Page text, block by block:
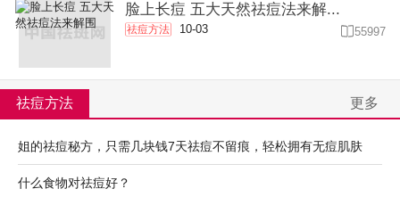
脸上长痘 五大天然祛痘法来解...
祛痘方法 10-03 55997
祛痘方法 更多
姐的祛痘秘方，只需几块钱7天祛痘不留痕，轻松拥有无痘肌肤
什么食物对祛痘好？